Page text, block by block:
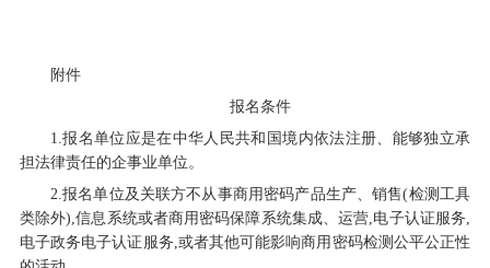
附件
报名条件
1.报名单位应是在中华人民共和国境内依法注册、能够独立承
担法律责任的企事业单位。
2.报名单位及关联方不从事商用密码产品生产、销售(检测工具
类除外),信息系统或者商用密码保障系统集成、运营,电子认证服务,
电子政务电子认证服务,或者其他可能影响商用 密码检测公平公正性